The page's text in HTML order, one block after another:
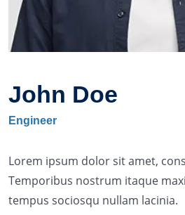
John Doe
Engineer
Lorem ipsum dolor sit amet,
Temporibus nostrum itaque
tempus sociosqu nullam lacinia.